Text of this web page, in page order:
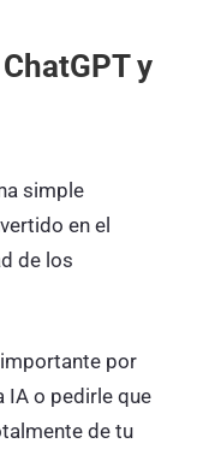
y
simple
en el
de los
por
IA o pedirle que
de tu